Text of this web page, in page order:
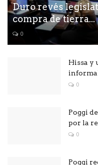
Duro revés
compra de tierra...
0
Hissa y
0
Poggi
por la
0
Poggi